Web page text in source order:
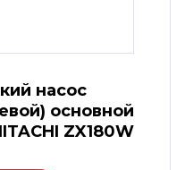
насос
основной
ZX180W